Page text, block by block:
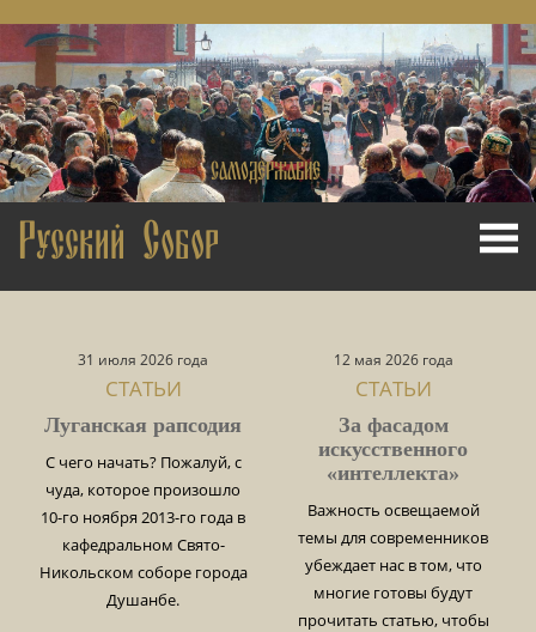
ПРАВОСЛАВИЕ
САМОДЕРЖАВИЕ
НАРОДНОСТЬ
Русский Собор
31 июля 2026 года
СТАТЬИ
Луганская рапсодия
С чего начать? Пожалуй, с
чуда, которое произошло
10-го ноября 2013-го года в
кафедральном Свято-
Никольском соборе города
Душанбе.
12 мая 2026 года
СТАТЬИ
За фасадом
искусственного
«интеллекта»
Важность освещаемой
темы для современников
убеждает нас в том, что
многие готовы будут
прочитать статью, чтобы